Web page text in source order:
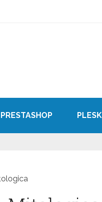
PRESTASHOP PLESK